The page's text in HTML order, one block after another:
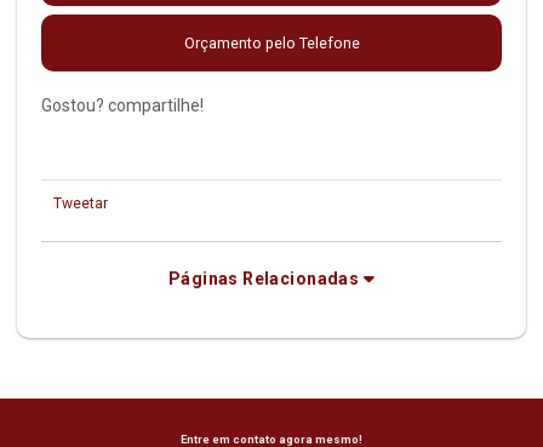
Orçamento pelo Telefone
Gostou? compartilhe!
Tweetar
Páginas Relacionadas
Entre em contato agora mesmo!